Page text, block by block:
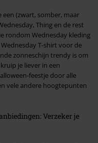
(zwart, somber, maar
Thing en de rest
rondom Wednesday kleding
T-shirt voor de
zonneschijn trendy is om
je liever in een
feestje door alle
vele andere hoogtepunten
Verzeker je